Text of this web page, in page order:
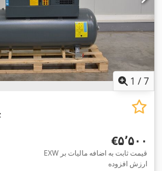
1 /7
‎€۵٬۵۰۰
EXW قیمت ثابت به اضافه مالیات بر
ارزش افزوده